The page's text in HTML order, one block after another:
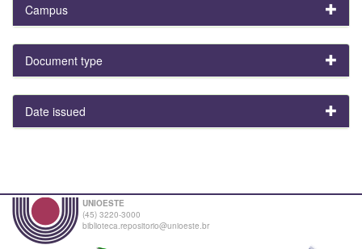
Campus
Document type
Date issued
UNIOESTE
(45) 3220-3000
biblioteca.repositorio@unioeste.br